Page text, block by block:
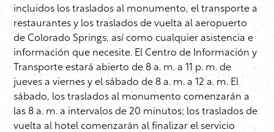
incluidos los traslados al monumento, el transporte a
restaurantes y los traslados de vuelta al aeropuerto
de Colorado Springs, así como cualquier asistencia e
información que necesite. El Centro de Información y
Transporte estará abierto de 8 a. m. a 11 p. m. de
jueves a viernes y el sábado de 8 a. m. a 12 a. m. El
sábado, los traslados al monumento comenzarán a
las 8 a. m. a intervalos de 20 minutos; los traslados de
vuelta al hotel comenzarán al finalizar el servicio